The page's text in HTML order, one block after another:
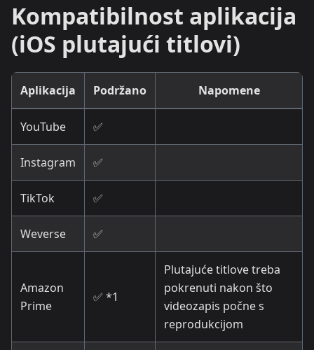
Kompatibilnost aplikacija
(iOS plutajući titlovi)
Aplikacija Podržano Napomene
YouTube ✅
Instagram ✅
TikTok ✅
Weverse ✅
Amazon
Prime
✅ *1
Plutajuće titlove treba
pokrenuti nakon što
videozapis počne s
reprodukcijom